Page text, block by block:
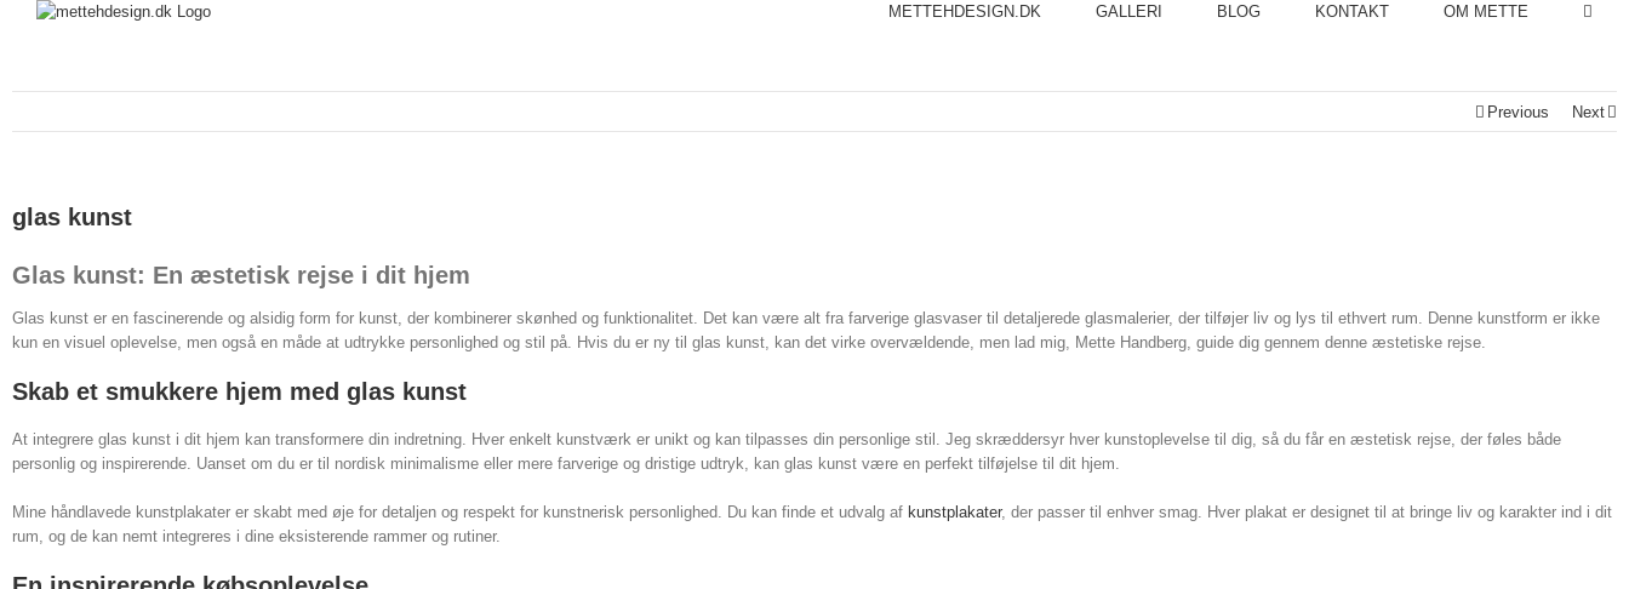
METTEHDESIGN.DK GALLERI BLOG KONTAKT OM METTE
Previous Next
glas kunst
Glas kunst: En æstetisk rejse i dit hjem
Glas kunst er en fascinerende og alsidig form for kunst, der kombinerer skønhed og funktionalitet. Det kan være alt fra farverige glasvaser til detaljerede glasmalerier, der tilføjer liv og lys til ethvert rum. Denne kunstform er ikke
kun en visuel oplevelse, men også en måde at udtrykke personlighed og stil på. Hvis du er ny til glas kunst, kan det virke overvældende, men lad mig, Mette Handberg, guide dig gennem denne æstetiske rejse.
Skab et smukkere hjem med glas kunst
At integrere glas kunst i dit hjem kan transformere din indretning. Hver enkelt kunstværk er unikt og kan tilpasses din personlige stil. Jeg skræddersyr hver kunstoplevelse til dig, så du får en æstetisk rejse, der føles både
personlig og inspirerende. Uanset om du er til nordisk minimalisme eller mere farverige og dristige udtryk, kan glas kunst være en perfekt tilføjelse til dit hjem.
Mine håndlavede kunstplakater er skabt med øje for detaljen og respekt for kunstnerisk personlighed. Du kan finde et udvalg af kunstplakater, der passer til enhver smag. Hver plakat er designet til at bringe liv og karakter ind i dit
rum, og de kan nemt integreres i dine eksisterende rammer og rutiner.